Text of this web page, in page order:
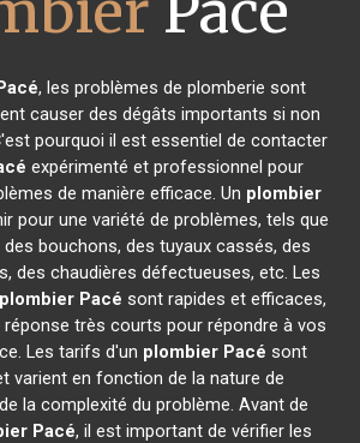
, les problèmes de plomberie sont
causer des dégâts importants si non
pourquoi il est essentiel de contacter
expérimenté et professionnel pour
de manière efficace. Un plombier
pour une variété de problèmes, tels que
bouchons, des tuyaux cassés, des
des chaudières défectueuses, etc. Les
plombier Pacé sont rapides et efficaces,
réponse très courts pour répondre à vos
Les tarifs d'un plombier Pacé sont
varient en fonction de la nature de
la complexité du problème. Avant de
Pacé, il est important de vérifier les